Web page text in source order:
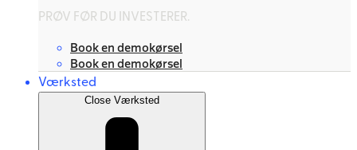
PRØV FØR DU INVESTERER.
Book en demokørsel
Book en demokørsel
Værksted
Close Værksted